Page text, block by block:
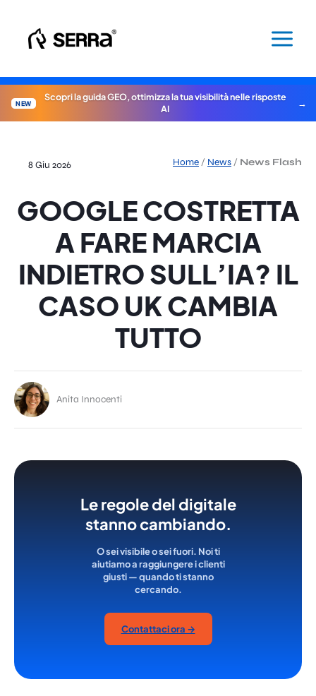
contenuto
NEW
Scopri la guida GEO, ottimizza la tua visibilità nelle risposte
AI
Home / News / News Flash
8 Giu 2026
GOOGLE COSTRETTA
A FARE MARCIA
INDIETRO SULL’IA? IL
CASO UK CAMBIA
TUTTO
Anita Innocenti
Le regole del digitale
stanno cambiando.
O sei visibile o sei fuori. Noi ti
aiutiamo a raggiungere i clienti
giusti — quando ti stanno
cercando.
Contattaci ora →